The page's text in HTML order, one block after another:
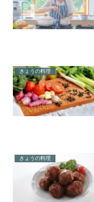
きょうの料理
きょうの料理